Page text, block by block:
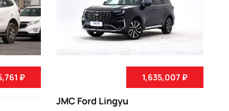
₽ 1,635,007 ₽
JMC Ford Lingyu